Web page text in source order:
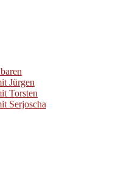
Jürgen
Torsten
Serjoscha